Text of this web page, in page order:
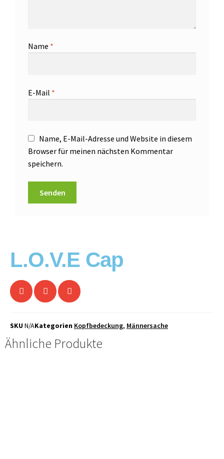
Name *
E-Mail *
Name, E-Mail-Adresse und Website in diesem
Browser für meinen nächsten Kommentar
speichern.
L.O.V.E Cap
SKUN/AKategorien Kopfbedeckung, Männersache
Ähnliche Produkte